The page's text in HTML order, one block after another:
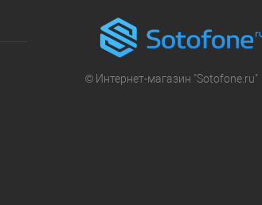
© Интернет-магазин "Sotofone.ru"